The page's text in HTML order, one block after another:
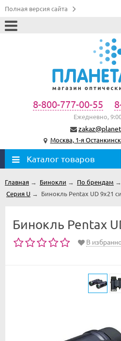
Полная версия сайта
8-800-777-00-55
Ежедневно,
Москва, 1-я
Каталог товаров
Главная → Бинокли → По брендам →
Серия U → Бинокль Pentax UD 9x21
Бинокль Pentax
В